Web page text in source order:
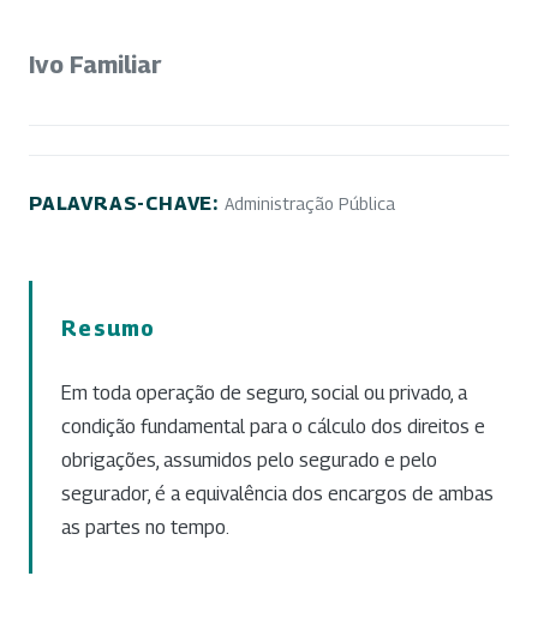
Ivo Familiar
PALAVRAS-CHAVE: Administração Pública
Resumo
Em toda operação de seguro, social ou privado, a
condição fundamental para o cálculo dos direitos e
obrigações, assumidos pelo segurado e pelo
segurador, é a equivalência dos encargos de ambas
as partes no tempo.